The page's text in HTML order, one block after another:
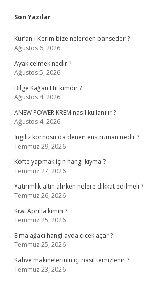
Sidebar
Son Yazılar
Kur’an-ı Kerim bize nelerden bahseder ?
Ağustos 6, 2026
Ayak çelmek nedir ?
Ağustos 5, 2026
Bilge Kağan Etil kimdir ?
Ağustos 4, 2026
ANEW POWER KREM nasıl kullanılır ?
Ağustos 4, 2026
İngiliz kornosu da denen enstrüman nedir ?
Temmuz 29, 2026
Köfte yapmak için hangi kıyma ?
Temmuz 27, 2026
Yatırımlık altın alırken nelere dikkat edilmeli ?
Temmuz 26, 2026
Kiwi Aprilla kimin ?
Temmuz 25, 2026
Elma ağacı hangi ayda çiçek açar ?
Temmuz 25, 2026
Kahve makinelerinin içi nasıl temizlenir ?
Temmuz 23, 2026